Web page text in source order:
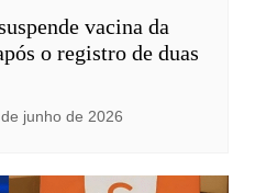
vacina da
o registro de duas
junho de 2026